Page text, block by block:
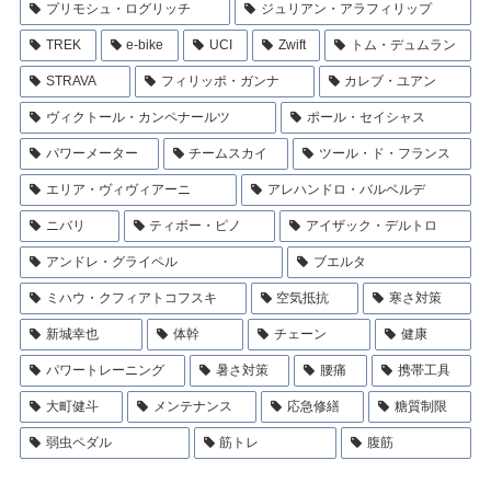
プリモシュ・ログリッチ ジュリアン・アラフィリップ
TREK e-bike UCI Zwift トム・デュムラン
STRAVA フィリッポ・ガンナ カレブ・ユアン
ヴィクトール・カンペナールツ ポール・セイシャス
パワーメーター チームスカイ ツール・ド・フランス
エリア・ヴィヴィアーニ アレハンドロ・バルベルデ
ニバリ ティボー・ピノ アイザック・デルトロ
アンドレ・グライペル ブエルタ
ミハウ・クフィアトコフスキ 空気抵抗 寒さ対策
新城幸也 体幹 チェーン 健康
パワートレーニング 暑さ対策 腰痛 携帯工具
大町健斗 メンテナンス 応急修繕 糖質制限
弱虫ペダル 筋トレ 腹筋